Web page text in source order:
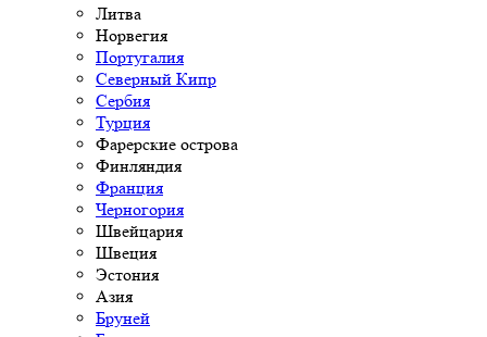
Литва
Норвегия
Португалия
Северный Кипр
Сербия
Турция
Фарерские острова
Финляндия
Франция
Черногория
Швейцария
Швеция
Эстония
Азия
Бруней